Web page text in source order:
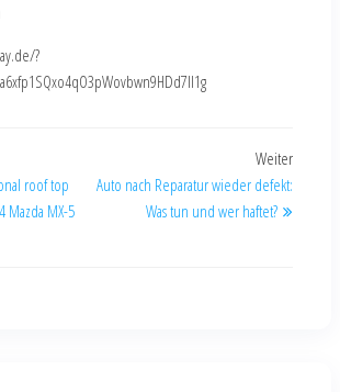
?
roof top
Mazda MX-5
Weiter
Auto nach Reparatur wieder defekt:
Was tun und wer haftet?